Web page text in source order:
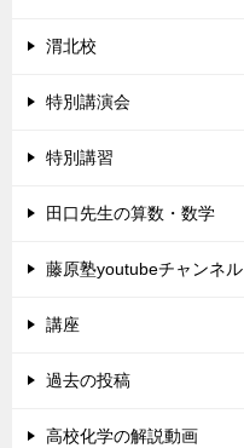
渭北校
特別講演会
特別講習
田口先生の算数・数学
藤原塾youtubeチャンネル
講座
過去の投稿
高校化学の解説動画